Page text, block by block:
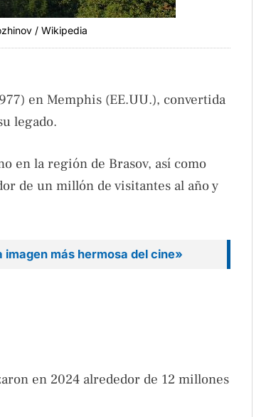
/ Wikipedia
en Memphis (EE.UU.), convertida
legado.
en la región de Brasov, así como
de un millón de visitantes al año y
más hermosa del cine»
en 2024 alrededor de 12 millones